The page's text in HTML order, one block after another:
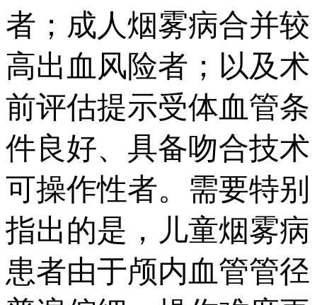
者；成人烟雾病合并较
高出血风险者；以及术
前评估提示受体血管条
件良好、具备吻合技术
可操作性者。需要特别
指出的是，儿童烟雾病
患者由于颅内血管管径